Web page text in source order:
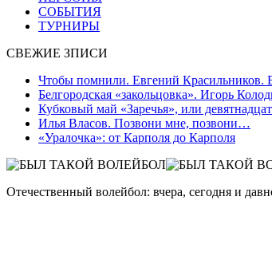
СОБЫТИЯ
ТУРНИРЫ
СВЕЖИЕ ЗПИСИ
Чтобы помнили. Евгений Красильников.
Белгородская «закольцовка». Игорь
Кубковый май «Заречья», или
Илья Власов. Позвони мне, позвони…
«Уралочка»: от Карполя до Карполя
Отечественный волейбол: вчера, сегодня и